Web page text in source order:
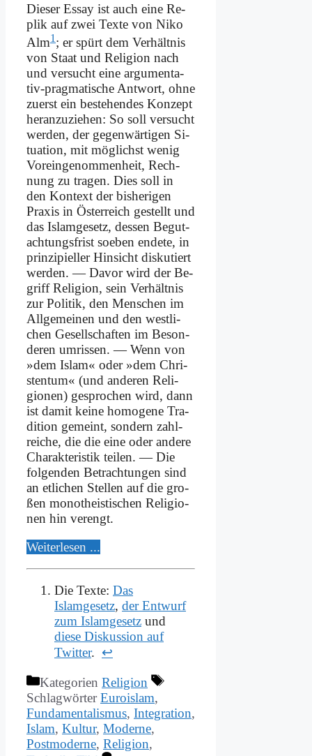
Die­ser Es­say ist auch ei­ne Re­
plik auf zwei Tex­te von Ni­ko
Alm1 ; er spürt dem Ver­hält­nis
von Staat und Re­li­gi­on nach
und ver­sucht ei­ne ar­gu­men­ta­
tiv-prag­ma­ti­sche Ant­wort, oh­ne
zu­erst ein be­stehen­des Kon­zept
her­an­zu­zie­hen: So soll ver­sucht
wer­den, der gegen­wärtigen Si­
tua­ti­on, mit mög­lichst we­nig
Vor­ein­ge­nom­men­heit, Rech­
nung zu tra­gen. Dies soll in
den Kon­text der bis­he­ri­gen
Pra­xis in Öster­reich ge­stellt und
das Is­lam­ge­setz, des­sen Be­gut­
ach­tungs­frist so­eben en­de­te, in
prin­zi­pi­el­ler Hin­sicht dis­ku­tiert
wer­den. — Da­vor wird der Be­
griff Re­li­gi­on, sein Ver­hält­nis
zur Po­li­tik, den Men­schen im
All­ge­mei­nen und den west­li­
chen Ge­sell­schaf­ten im Be­son­
de­ren um­ris­sen. — Wenn von
»dem Is­lam« oder »dem Chri­
sten­tum« (und an­de­ren Re­li­
gio­nen) ge­spro­chen wird, dann
ist da­mit kei­ne ho­mo­ge­ne Tra­
di­ti­on ge­meint, son­dern zahl­
rei­che, die die ei­ne oder an­de­re
Cha­rak­te­ri­stik tei­len. — Die
fol­gen­den Be­trach­tun­gen sind
an et­li­chen Stel­len auf die gro­
ßen mo­no­the­isti­schen Re­li­gio­
nen hin ver­engt.
Wei­ter­le­sen ...
Die Texte: Das
Islamgesetz, der Entwurf
zum Islamgesetz und
diese Diskussion auf
Twitter. ↩
Kategorien Religion
SchlagwörterEuroislam,
Fundamentalismus, Integration,
Islam, Kultur, Moderne,
Postmoderne, Religion,